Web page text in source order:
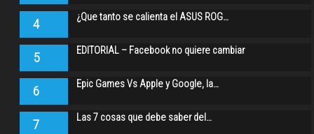
4 ¿Que tanto se calienta el ASUS ROG…
5 EDITORIAL – Facebook no quiere cambiar
6 Epic Games Vs Apple y Google, la…
7 Las 7 cosas que debe saber del…